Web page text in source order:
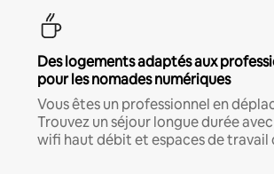
Des logements adaptés aux
pour les nomades numériques
Vous êtes un professionnel en
Trouvez un séjour longue durée
wifi haut débit et espaces de travail